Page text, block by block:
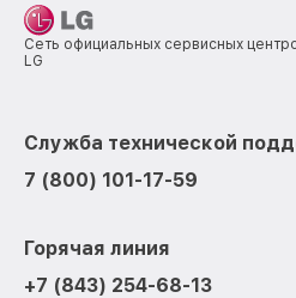
Сеть официальных сервисных
LG
Служба технической
7 (800) 101-17-59
Горячая линия
+7 (843) 254-68-13